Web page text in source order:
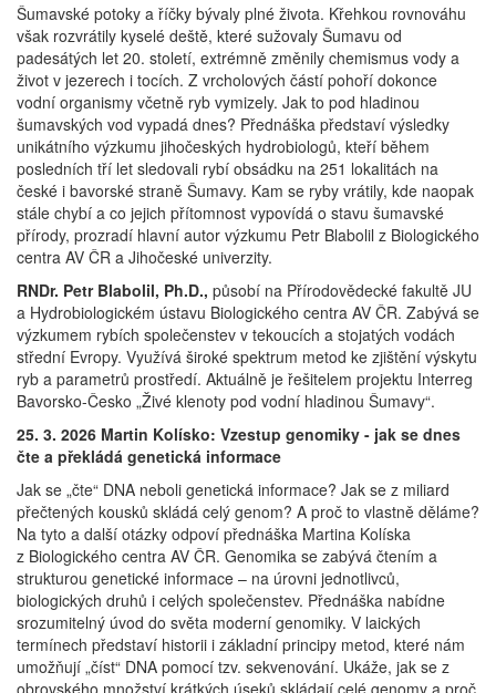
Šumavské potoky a říčky bývaly plné života. Křehkou rovnováhu
však rozvrátily kyselé deště, které sužovaly Šumavu od
padesátých let 20. století, extrémně změnily chemismus vody a
život v jezerech i tocích. Z vrcholových částí pohoří dokonce
vodní organismy včetně ryb vymizely. Jak to pod hladinou
šumavských vod vypadá dnes? Přednáška představí výsledky
unikátního výzkumu jihočeských hydrobiologů, kteří během
posledních tří let sledovali rybí obsádku na 251 lokalitách na
české i bavorské straně Šumavy. Kam se ryby vrátily, kde naopak
stále chybí a co jejich přítomnost vypovídá o stavu šumavské
přírody, prozradí hlavní autor výzkumu Petr Blabolil z Biologického
centra AV ČR a Jihočeské univerzity.
RNDr. Petr Blabolil, Ph.D., působí na Přírodovědecké fakultě JU
a Hydrobiologickém ústavu Biologického centra AV ČR. Zabývá se
výzkumem rybích společenstev v tekoucích a stojatých vodách
střední Evropy. Využívá široké spektrum metod ke zjištění výskytu
ryb a parametrů prostředí. Aktuálně je řešitelem projektu Interreg
Bavorsko-Česko „Živé klenoty pod vodní hladinou Šumavy“.
25. 3. 2026 Martin Kolísko: Vzestup genomiky - jak se dnes
čte a překládá genetická informace
Jak se „čte“ DNA neboli genetická informace? Jak se z miliard
přečtených kousků skládá celý genom? A proč to vlastně děláme?
Na tyto a další otázky odpoví přednáška Martina Kolíska
z Biologického centra AV ČR. Genomika se zabývá čtením a
strukturou genetické informace – na úrovni jednotlivců,
biologických druhů i celých společenstev. Přednáška nabídne
srozumitelný úvod do světa moderní genomiky. V laických
termínech představí historii i základní principy metod, které nám
umožňují „číst“ DNA pomocí tzv. sekvenování. Ukáže, jak se z
obrovského množství krátkých úseků skládají celé genomy a proč